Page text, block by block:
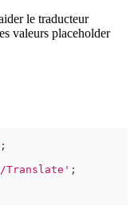
le traducteur
valeurs placeholder
;
Translate' ;